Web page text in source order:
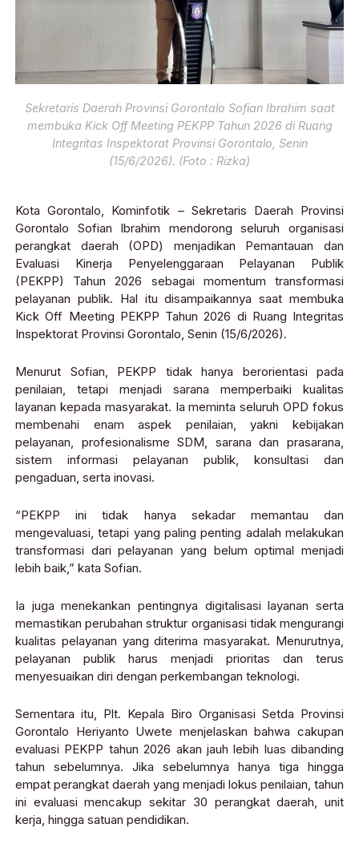
Sekretaris Daerah Provinsi Gorontalo Sofian Ibrahim saat
membuka Kick Off Meeting PEKPP Tahun 2026 di Ruang
Integritas Inspektorat Provinsi Gorontalo, Senin
(15/6/2026). (Foto : Rizka)
Kota Gorontalo, Kominfotik – Sekretaris Daerah Provinsi
Gorontalo Sofian Ibrahim mendorong seluruh organisasi
perangkat daerah (OPD) menjadikan Pemantauan dan
Evaluasi Kinerja Penyelenggaraan Pelayanan Publik
(PEKPP) Tahun 2026 sebagai momentum transformasi
pelayanan publik. Hal itu disampaikannya saat membuka
Kick Off Meeting PEKPP Tahun 2026 di Ruang Integritas
Inspektorat Provinsi Gorontalo, Senin (15/6/2026).
Menurut Sofian, PEKPP tidak hanya berorientasi pada
penilaian, tetapi menjadi sarana memperbaiki kualitas
layanan kepada masyarakat. Ia meminta seluruh OPD fokus
membenahi enam aspek penilaian, yakni kebijakan
pelayanan, profesionalisme SDM, sarana dan prasarana,
sistem informasi pelayanan publik, konsultasi dan
pengaduan, serta inovasi.
“PEKPP ini tidak hanya sekadar memantau dan
mengevaluasi, tetapi yang paling penting adalah melakukan
transformasi dari pelayanan yang belum optimal menjadi
lebih baik,” kata Sofian.
Ia juga menekankan pentingnya digitalisasi layanan serta
memastikan perubahan struktur organisasi tidak mengurangi
kualitas pelayanan yang diterima masyarakat. Menurutnya,
pelayanan publik harus menjadi prioritas dan terus
menyesuaikan diri dengan perkembangan teknologi.
Sementara itu, Plt. Kepala Biro Organisasi Setda Provinsi
Gorontalo Heriyanto Uwete menjelaskan bahwa cakupan
evaluasi PEKPP tahun 2026 akan jauh lebih luas dibanding
tahun sebelumnya. Jika sebelumnya hanya tiga hingga
empat perangkat daerah yang menjadi lokus penilaian, tahun
ini evaluasi mencakup sekitar 30 perangkat daerah, unit
kerja, hingga satuan pendidikan.